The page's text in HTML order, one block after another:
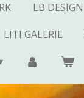
LB DESIGN
LITI GALERIE